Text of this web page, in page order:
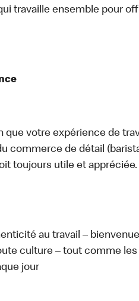
travaille ensemble pour
que votre expérience de
commerce de détail
toujours utile et
au travail –
culture – tout comme
jour